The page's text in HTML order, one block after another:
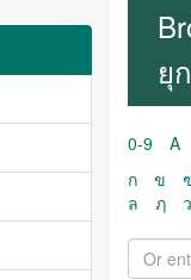
ยุ
0-9
A
ก
ข
ล
ฦ ว